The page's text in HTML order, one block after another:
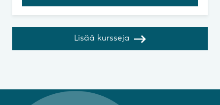
Lisää kursseja